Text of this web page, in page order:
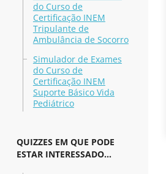
do Curso de
Certificação INEM
Tripulante de
Ambulância de Socorro
Simulador de Exames
do Curso de
Certificação INEM
Suporte Básico Vida
Pediátrico
QUIZZES EM QUE PODE
ESTAR INTERESSADO...